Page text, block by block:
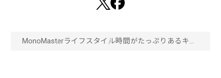
MonoMasterライフスタイル時間がたっぷりあるキャ